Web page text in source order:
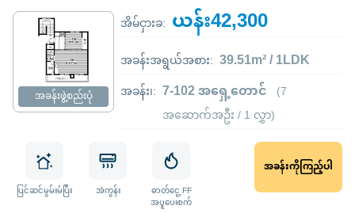
အခန်းဖွဲ့စည်းပုံ
အိမ်ငှားခ: ယန်း42,300
အခန်းအရွယ်အစား: 39.51m² / 1LDK
အခန်း၊: 7-102 အရှေ့တောင် (7
အဆောက်အဦး / 1 လွှာ)
ပြင်ဆင်မွမ်းမံပြီး အဲကွန်း ဓာတ်ငွေ့ FF
အပူပေးစက်
အခန်းကိုကြည့်ပါ